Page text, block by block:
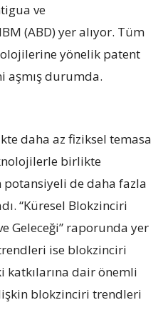
ve
(ABD) yer alıyor. Tüm
yönelik patent
aşmış durumda.
daha az fiziksel temasa
birlikte
de daha fazla
“Küresel Blokzinciri
Geleceği” raporunda yer
ise blokzinciri
katkılarına dair önemli
blokzinciri trendleri